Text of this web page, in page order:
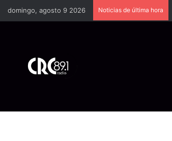
domingo, agosto 9 2026 Noticias de última hora